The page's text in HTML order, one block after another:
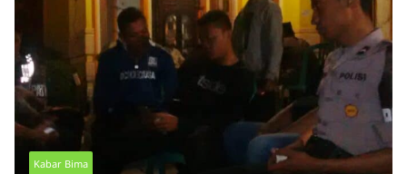
Kabar Bima